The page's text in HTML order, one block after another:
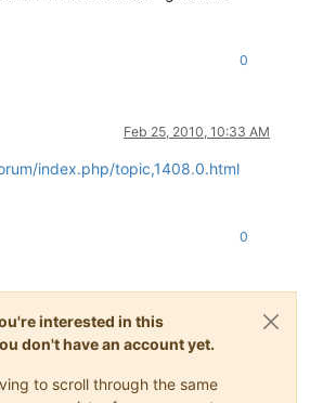
0
Feb 25, 2010, 10:33 AM
index.php/topic,1408.0.html
0
interested in this
don't have an account yet.
to scroll through the same